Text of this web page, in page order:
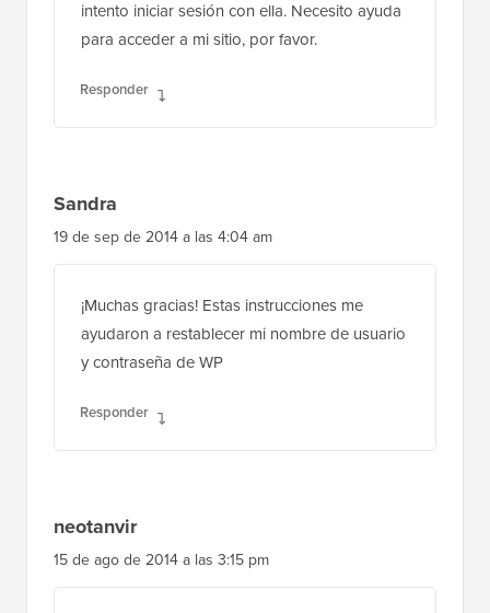
intento iniciar sesión con ella. Necesito ayuda
para acceder a mi sitio, por favor.
Responder
Sandra
19 de sep de 2014 a las 4:04 am
¡Muchas gracias! Estas instrucciones me
ayudaron a restablecer mi nombre de usuario
y contraseña de WP
Responder
neotanvir
15 de ago de 2014 a las 3:15 pm